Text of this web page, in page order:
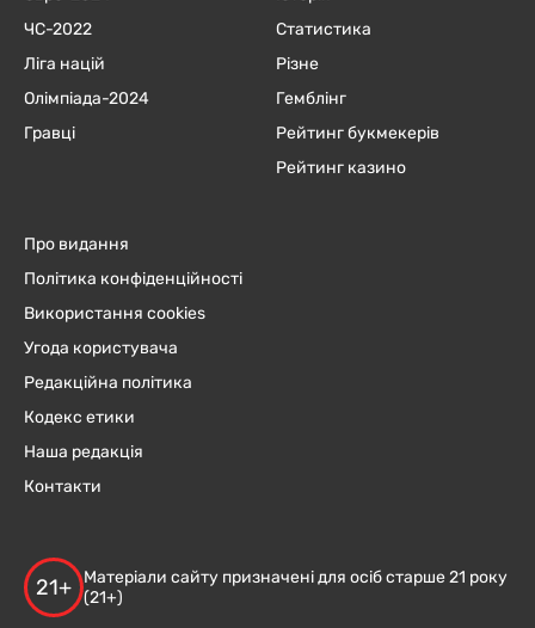
ЧC-2022
Ліга націй
Олімпіада-2024
Гравці
Статистика
Різне
Гемблінг
Рейтинг букмекерів
Рейтинг казино
Про видання
Політика конфіденційності
Використання cookies
Угода користувача
Редакційна політика
Кодекс етики
Наша редакція
Контакти
21+
Матеріали сайту призначені для осіб старше 21 року
(21+)